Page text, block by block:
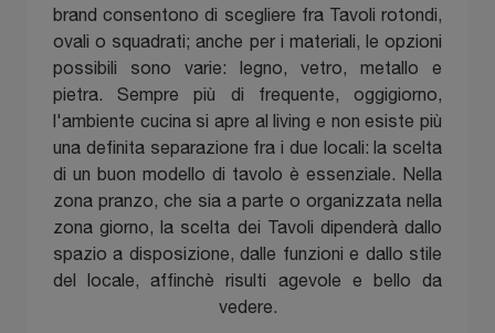
brand consentono di scegliere fra Tavoli rotondi,
ovali o squadrati; anche per i materiali, le opzioni
possibili sono varie: legno, vetro, metallo e
pietra. Sempre più di frequente, oggigiorno,
l'ambiente cucina si apre al living e non esiste più
una definita separazione fra i due locali: la scelta
di un buon modello di tavolo è essenziale. Nella
zona pranzo, che sia a parte o organizzata nella
zona giorno, la scelta dei Tavoli dipenderà dallo
spazio a disposizione, dalle funzioni e dallo stile
del locale, affinchè risulti agevole e bello da
vedere.